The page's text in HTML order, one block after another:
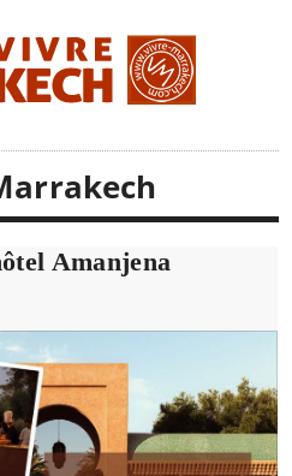
Amanjena